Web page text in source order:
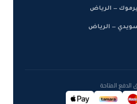
— الرياض
— الرياض
الدفع المتاحة